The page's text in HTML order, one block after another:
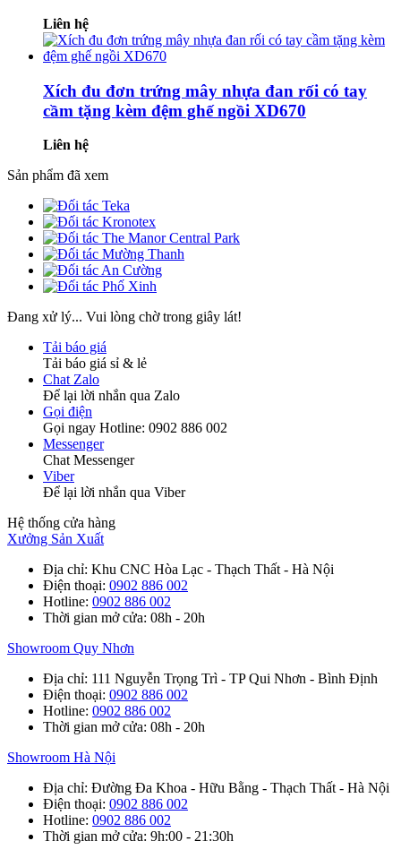
Liên hệ
Xích đu đơn trứng mây nhựa đan rối có tay
cầm tặng kèm đệm ghế ngồi XD670
Liên hệ
Sản phẩm đã xem
Đang xử lý... Vui lòng chờ trong giây lát!
Tải báo giá
Tải báo giá sỉ & lẻ
Chat Zalo
Để lại lời nhắn qua Zalo
Gọi điện
Gọi ngay Hotline: 0902 886 002
Messenger
Chat Messenger
Viber
Để lại lời nhắn qua Viber
Hệ thống cửa hàng
Xưởng Sản Xuất
Địa chỉ: Khu CNC Hòa Lạc - Thạch Thất - Hà Nội
Điện thoại: 0902 886 002
Hotline: 0902 886 002
Thời gian mở cửa: 08h - 20h
Showroom Quy Nhơn
Địa chỉ: 111 Nguyễn Trọng Trì - TP Qui Nhơn - Bình Định
Điện thoại: 0902 886 002
Hotline: 0902 886 002
Thời gian mở cửa: 08h - 20h
Showroom Hà Nội
Địa chỉ: Đường Đa Khoa - Hữu Bằng - Thạch Thất - Hà Nội
Điện thoại: 0902 886 002
Hotline: 0902 886 002
Thời gian mở cửa: 9h:00 - 21:30h